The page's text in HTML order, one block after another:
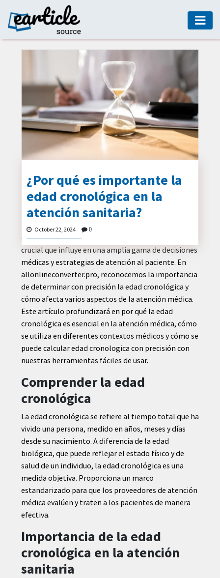
HOME
DIGITAL
MARKETING
FASHION
GUIDE
HOME
MODERN
CONTACT
US
¿Por qué es importante la
edad cronológica en la
atención sanitaria?
October 22, 2024 0
En el ámbito de la asistencia sanitaria,
cronologicano es sólo un número; es un factor
crucial que influye en una amplia gama de decisiones
médicas y estrategias de atención al paciente. En
allonlineconverter.pro, reconocemos la importancia
de determinar con precisión la edad cronológica y
cómo afecta varios aspectos de la atención médica.
Este artículo profundizará en por qué la edad
cronológica es esencial en la atención médica, cómo
se utiliza en diferentes contextos médicos y cómo se
puede calcular edad cronologica con precisión con
nuestras herramientas fáciles de usar.
Comprender la edad
cronológica
La edad cronológica se refiere al tiempo total que ha
vivido una persona, medido en años, meses y días
desde su nacimiento. A diferencia de la edad
biológica, que puede reflejar el estado físico y de
salud de un individuo, la edad cronológica es una
medida objetiva. Proporciona un marco
estandarizado para que los proveedores de atención
médica evalúen y traten a los pacientes de manera
efectiva.
Importancia de la edad
cronológica en la atención
sanitaria